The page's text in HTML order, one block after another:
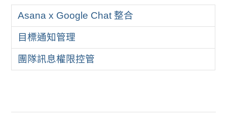
Asana x Google Chat 整合
目標通知管理
團隊訊息權限控管